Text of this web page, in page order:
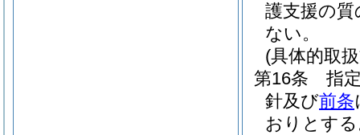
護支援の
ない。
(具体的取
第16条
指
針及び前条
おりとす